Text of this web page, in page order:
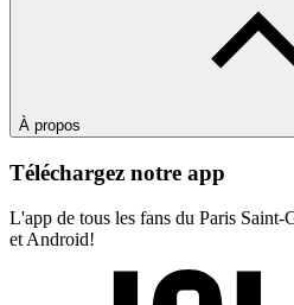
À propos
Téléchargez notre app
L'app de tous les fans du Paris
et Android!